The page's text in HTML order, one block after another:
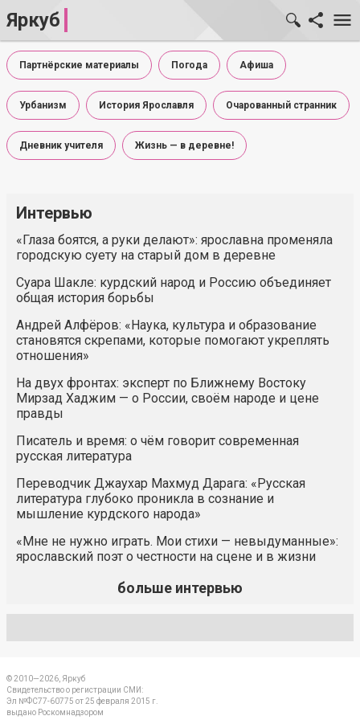
Яркуб
Партнёрские материалы Погода Афиша
Урбанизм История Ярославля Очарованный странник
Дневник учителя Жизнь — в деревне!
Интервью
«Глаза боятся, а руки делают»: ярославна променяла
городскую суету на старый дом в деревне
Суара Шакле: курдский народ и Россию объединяет
общая история борьбы
Андрей Алфёров: «Наука, культура и образование
становятся скрепами, которые помогают укреплять
отношения»
На двух фронтах: эксперт по Ближнему Востоку
Мирзад Хаджим — о России, своём народе и цене
правды
Писатель и время: о чём говорит современная
русская литература
Переводчик Джаухар Махмуд Дарага: «Русская
литература глубоко проникла в сознание и
мышление курдского народа»
«Мне не нужно играть. Мои стихи — невыдуманные»:
ярославский поэт о честности на сцене и в жизни
больше интервью
© 2010—2026, Яркуб
Свидетельство о регистрации СМИ:
Эл №ФС77-60775 от 25 февраля 2015 г.
выдано Роскомнадзором